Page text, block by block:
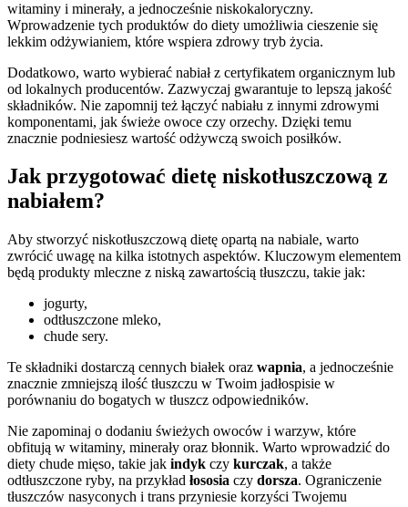
witaminy i minerały, a jednocześnie niskokaloryczny.
Wprowadzenie tych produktów do diety umożliwia cieszenie się
lekkim odżywianiem, które wspiera zdrowy tryb życia.
Dodatkowo, warto wybierać nabiał z certyfikatem organicznym lub
od lokalnych producentów. Zazwyczaj gwarantuje to lepszą jakość
składników. Nie zapomnij też łączyć nabiału z innymi zdrowymi
komponentami, jak świeże owoce czy orzechy. Dzięki temu
znacznie podniesiesz wartość odżywczą swoich posiłków.
Jak przygotować dietę niskotłuszczową z
nabiałem?
Aby stworzyć niskotłuszczową dietę opartą na nabiale, warto
zwrócić uwagę na kilka istotnych aspektów. Kluczowym elementem
będą produkty mleczne z niską zawartością tłuszczu, takie jak:
jogurty,
odtłuszczone mleko,
chude sery.
Te składniki dostarczą cennych białek oraz wapnia, a jednocześnie
znacznie zmniejszą ilość tłuszczu w Twoim jadłospisie w
porównaniu do bogatych w tłuszcz odpowiedników.
Nie zapominaj o dodaniu świeżych owoców i warzyw, które
obfitują w witaminy, minerały oraz błonnik. Warto wprowadzić do
diety chude mięso, takie jak indyk czy kurczak, a także
odtłuszczone ryby, na przykład łososia czy dorsza. Ograniczenie
tłuszczów nasyconych i trans przyniesie korzyści Twojemu